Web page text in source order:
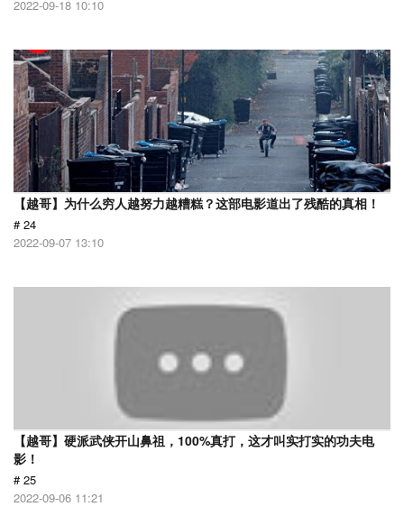
2022-09-18 10:10
【越哥】为什么穷人越努力越糟糕？这部电影道出了残酷的真相！
# 24
2022-09-07 13:10
【越哥】硬派武侠开山鼻祖，100%真打，这才叫实打实的功夫电
影！
# 25
2022-09-06 11:21